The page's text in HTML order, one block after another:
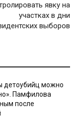
явку на
участках в дни
выборов
детоубийц можно
Памфилова
после